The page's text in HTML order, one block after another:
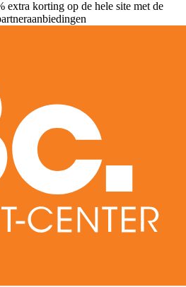
korting op de hele site met de